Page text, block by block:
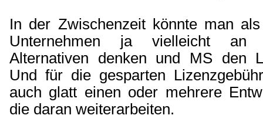
In der Zwischenzeit könnte man
Unternehmen ja vielleicht an
Alternativen denken und MS den
Und für die gesparten
auch glatt einen oder mehrere
die daran weiterarbeiten.